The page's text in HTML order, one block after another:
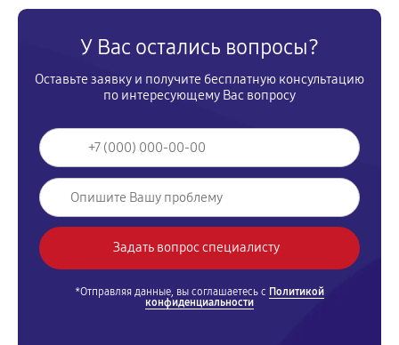
У Вас остались вопросы?
Оставьте заявку и получите бесплатную консультацию
по интересующему Вас вопросу
*Отправляя данные, вы соглашаетесь с Политикой
конфиденциальности